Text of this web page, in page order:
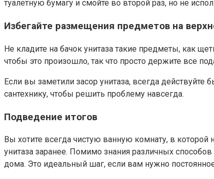
туалетную бумагу и смойте во второй раз, но не
Избегайте размещения предметов на
Не кладите на бачок унитаза такие предметы, как
чтобы это произошло, так что просто держите все
Если вы заметили засор унитаза, всегда действуйте
сантехнику, чтобы решить проблему навсегда.
Подведение итогов
Вы хотите всегда чистую ванную комнату, в
унитаза заранее. Помимо знания различных
дома. Это идеальный шаг, если вам нужно